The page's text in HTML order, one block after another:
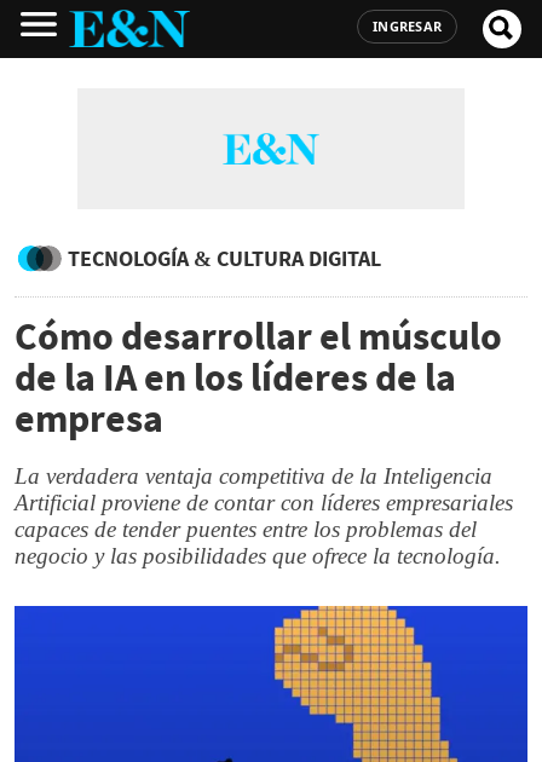
INGRESAR
TECNOLOGÍA & CULTURA DIGITAL
Cómo desarrollar el músculo
de la IA en los líderes de la
empresa
La verdadera ventaja competitiva de la Inteligencia
Artificial proviene de contar con líderes empresariales
capaces de tender puentes entre los problemas del
negocio y las posibilidades que ofrece la tecnología.